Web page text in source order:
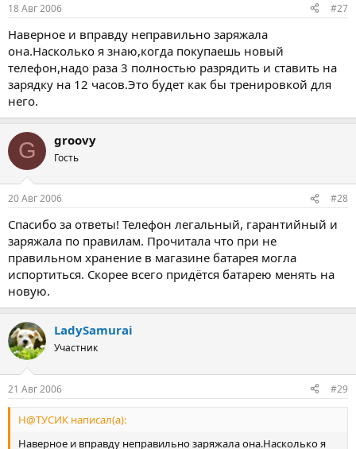
18 Авг 2006 #27
Наверное и вправду неправильно заряжала
она.Насколько я знаю,когда покупаешь новый
телефон,надо раза 3 полностью разрядить и ставить на
зарядку на 12 часов.Это будет как бы тренировкой для
него.
G groovy
Гость
20 Авг 2006 #28
Спасибо за ответы! Телефон легальный, гарантийный и
заряжала по правилам. Прочитала что при не
правильном хранение в магазине батарея могла
испортиться. Скорее всего придётся батарею менять на
новую.
LadySamurai
Участник
21 Авг 2006 #29
Н@ТУСИК написал(а):
Наверное и вправду неправильно заряжала она.Насколько я